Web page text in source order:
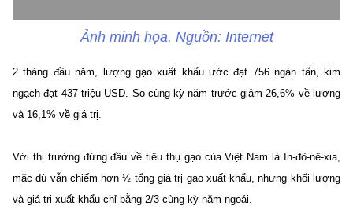
Ảnh minh họa. Nguồn: Internet
2 tháng đầu năm, lượng gạo xuất khẩu ước đạt 756 ngàn tấn, kim
ngạch đạt 437 triệu USD. So cùng kỳ năm trước giảm 26,6% về lượng
và 16,1% về giá trị.
Với thị trường đứng đầu về tiêu thụ gạo của Việt Nam là In-đô-nê-xia,
mặc dù vẫn chiếm hơn ½ tổng giá trị gạo xuất khẩu, nhưng khối lượng
và giá trị xuất khẩu chỉ bằng 2/3 cùng kỳ năm ngoái.